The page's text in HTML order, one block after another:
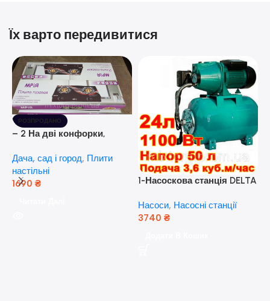
Їх варто передивитися
РОЗПРОДАНО
– 2 На дві конфорки,
розпалюванням.
Дача, сад і город, Плити
настільні
1690 ₴
1-Насоскова станція DELTA
кВт) ( Польща)
Насоси, Насосні станції
3740 ₴